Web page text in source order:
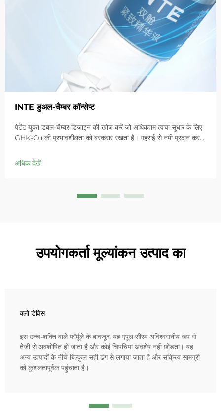
INTE डुअल-चैम्बर कॉन्सेप्ट
पेटेंट युक्त डबल-चैम्बर डिज़ाइन की खोज करें जो अधिकतम त्वचा सुधार के लिए
GHK-Cu की प्रभावशीलता को बरकरार रखता है। गहराई से नमी प्रदान करता
आज ही 'स्मॉल ब्लू चैम्बर' समाधान आजमाएं।
अधिक देखें
उपयोगकर्ता मूल्यांकन उत्पाद का
क्लो डेविस
इस उच्च-शक्ति वाले फॉर्मूले के बावजूद, यह एंपूल सीरम अविश्वसनीय रूप से
तेजी से अवशोषित हो जाता है और कोई चिपचिपा अवशेष नहीं छोड़ता। यह
अन्य उत्पादों के नीचे बिल्कुल सही ढंग से लगाया जाता है और सक्रिय सामग्री
को कुशलतापूर्वक पहुंचाता है।